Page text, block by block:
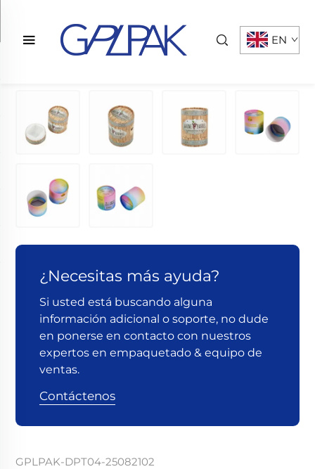
EN
¿Necesitas más ayuda?
Si usted está buscando alguna
información adicional o soporte, no dude
en ponerse en contacto con nuestros
expertos en empaquetado & equipo de
ventas.
Contáctenos
GPLPAK-DPT04-25082102